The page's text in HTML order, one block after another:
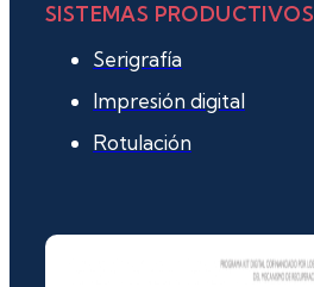
SISTEMAS PRODUCTIVOS
Serigrafía
Impresión digital
Rotulación